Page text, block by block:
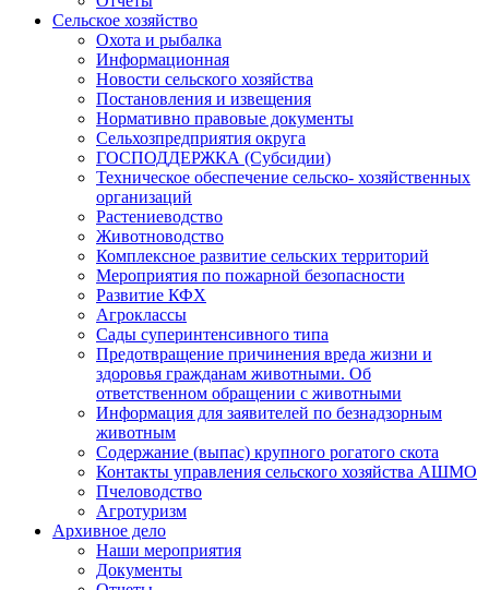
Сельское хозяйство
Охота и рыбалка
Информационная
Новости сельского хозяйства
Постановления и извещения
Нормативно правовые документы
Сельхозпредприятия округа
ГОСПОДДЕРЖКА (Субсидии)
Техническое обеспечение сельско- хозяйственных
организаций
Растениеводство
Животноводство
Комплексное развитие сельских территорий
Мероприятия по пожарной безопасности
Развитие КФХ
Агроклассы
Сады суперинтенсивного типа
Предотвращение причинения вреда жизни и
здоровья гражданам животными. Об
ответственном обращении с животными
Информация для заявителей по безнадзорным
животным
Содержание (выпас) крупного рогатого скота
Контакты управления сельского хозяйства АШМО
Пчеловодство
Агротуризм
Архивное дело
Наши мероприятия
Документы